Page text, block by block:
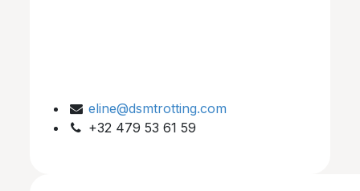
eline@dsmtrotting.com
+32 479 53 61 59